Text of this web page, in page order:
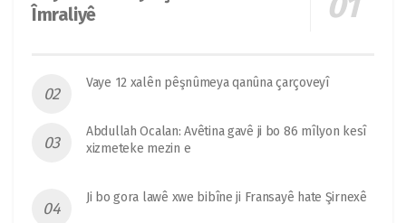
Îmraliyê
Vaye 12 xalên pêşnûmeya qanûna çarçoveyî
Abdullah Ocalan: Avêtina gavê ji bo 86 mîlyon kesî
xizmeteke mezin e
Ji bo gora lawê xwe bibîne ji Fransayê hate Şirnexê